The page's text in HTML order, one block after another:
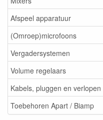
Afspeel apparatuur
(Omroep)microfoons
Vergadersystemen
Volume regelaars
Kabels, pluggen en verlopen
Toebehoren Apart / Biamp